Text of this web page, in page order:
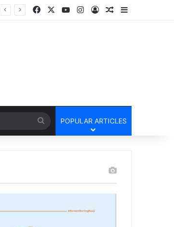
FacebookYouTubeInstagram
Log InRandom Article
Sidebar
Search
for
POPULAR ARTICLES